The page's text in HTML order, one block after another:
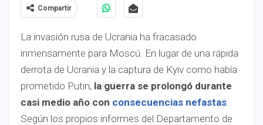
Compartir
La invasión rusa de Ucrania ha fracasado
inmensamente para Moscú. En lugar de una rápida
derrota de Ucrania y la captura de Kyiv como había
prometido Putin, la guerra se prolongó durante
casi medio año con consecuencias nefastas.
Según los propios informes del Departamento de